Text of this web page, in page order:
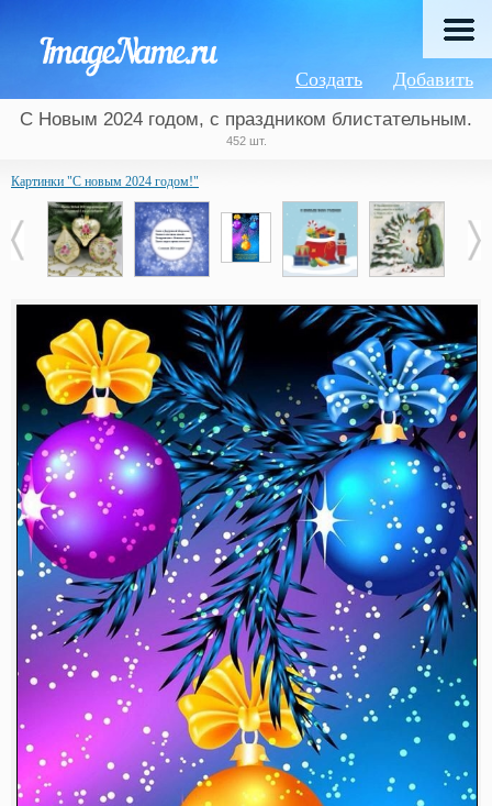
Добавить
Создать
С Новым 2024 годом, с праздником блистательным.
452 шт.
Картинки "С новым 2024 годом!"